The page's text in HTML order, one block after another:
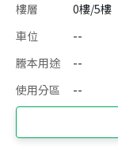
樓層
0樓/5樓
車位
--
謄本用途
--
使用分區
--